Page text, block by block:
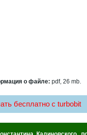
о файле: pdf, 26 mb.
бесплатно c turbobit